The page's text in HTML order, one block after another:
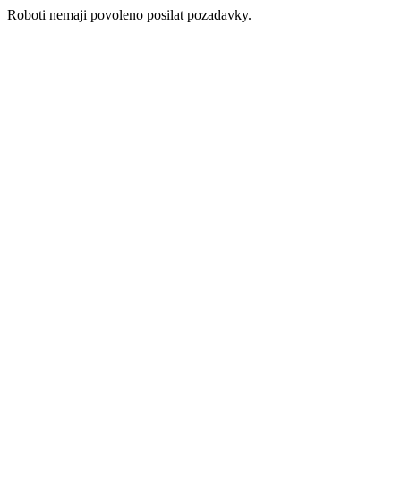
Roboti nemaji povoleno posilat pozadavky.